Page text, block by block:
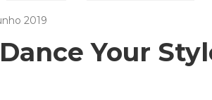
2019
Your